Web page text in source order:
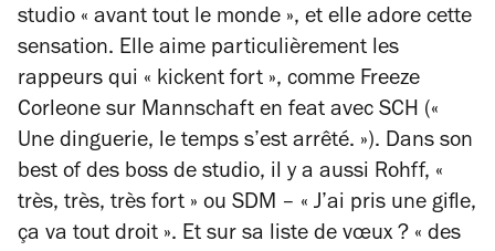
studio « avant tout le monde », et elle adore cette
sensation. Elle aime particulièrement les
rappeurs qui « kickent fort », comme Freeze
Corleone sur Mannschaft en feat avec SCH («
Une dinguerie, le temps s’est arrêté. »). Dans son
best of des boss de studio, il y a aussi Rohff, «
très, très, très fort » ou SDM – « J’ai pris une gifle,
ça va tout droit ». Et sur sa liste de vœux ? « des